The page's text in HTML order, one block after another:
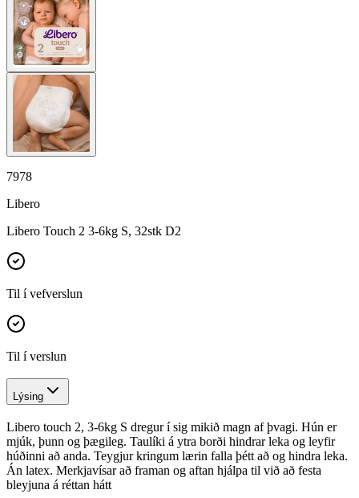
7978
Libero
Libero Touch 2 3-6kg S, 32stk D2
Til í vefverslun
Til í verslun
Lýsing
Libero touch 2, 3-6kg S dregur í sig mikið magn af þvagi. Hún er
mjúk, þunn og þægileg. Taulíki á ytra borði hindrar leka og leyfir
húðinni að anda. Teygjur kringum lærin falla þétt að og hindra leka.
Án latex. Merkjavísar að framan og aftan hjálpa til við að festa
bleyjuna á réttan hátt